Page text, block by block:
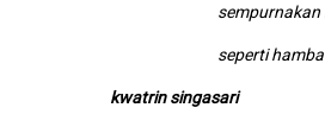
seperti
kwatrin singasari